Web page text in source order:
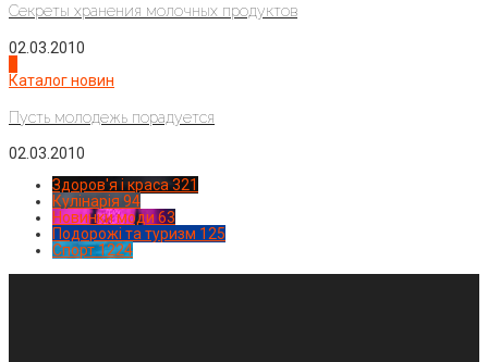
Секреты хранения молочных продуктов
02.03.2010
Каталог новин
Пусть молодежь порадуется
02.03.2010
Здоров'я і краса 321
Кулінарія 94
Новинки моди 63
Подорожі та туризм 125
Спорт1224